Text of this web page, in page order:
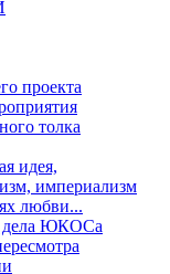
проекта
толка
идея,
империализм
любви...
дела ЮКОСа